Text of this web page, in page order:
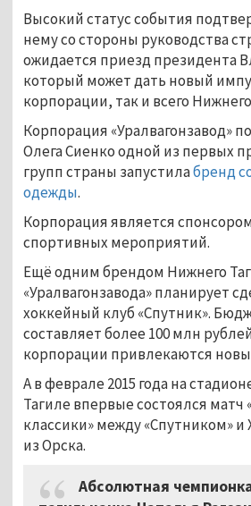
Высокий статус события
нему со стороны руководства
ожидается приезд президента
который может дать новый
корпорации, так и всего
Корпорация «Уралвагонзавод»
Олега Сиенко одной из первых
групп страны запустилабренд
одежды.
Корпорация является
спортивных мероприятий.
Ещё одним брендом Нижнего
«Уралвагонзавода» планирует
хоккейный клуб «Спутник».
составляет более 100 млн
корпорации привлекаются
А в феврале 2015 года на
Тагиле впервые состоялся матч
классики» между «Спутником»
из Орска.
Абсолютная